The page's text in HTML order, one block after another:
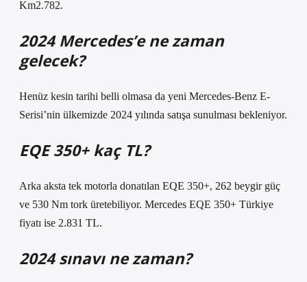
Km2.782.
2024 Mercedes’e ne zaman
gelecek?
Henüz kesin tarihi belli olmasa da yeni Mercedes-Benz E-
Serisi’nin ülkemizde 2024 yılında satışa sunulması bekleniyor.
EQE 350+ kaç TL?
Arka aksta tek motorla donatılan EQE 350+, 262 beygir güç
ve 530 Nm tork üretebiliyor. Mercedes EQE 350+ Türkiye
fiyatı ise 2.831 TL.
2024 sınavı ne zaman?